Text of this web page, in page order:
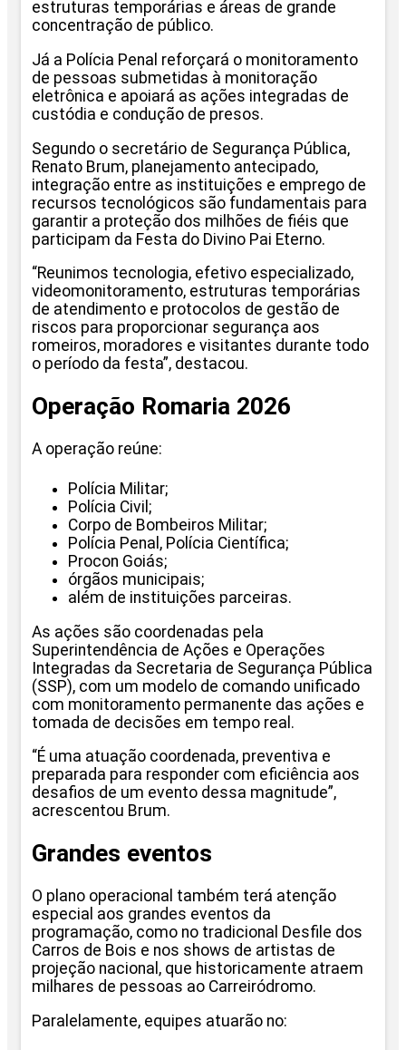
estruturas temporárias e áreas de grande
concentração de público.
Já a Polícia Penal reforçará o monitoramento
de pessoas submetidas à monitoração
eletrônica e apoiará as ações integradas de
custódia e condução de presos.
Segundo o secretário de Segurança Pública,
Renato Brum, planejamento antecipado,
integração entre as instituições e emprego de
recursos tecnológicos são fundamentais para
garantir a proteção dos milhões de fiéis que
participam da Festa do Divino Pai Eterno.
“Reunimos tecnologia, efetivo especializado,
videomonitoramento, estruturas temporárias
de atendimento e protocolos de gestão de
riscos para proporcionar segurança aos
romeiros, moradores e visitantes durante todo
o período da festa”, destacou.
Operação Romaria 2026
A operação reúne:
Polícia Militar;
Polícia Civil;
Corpo de Bombeiros Militar;
Polícia Penal, Polícia Científica;
Procon Goiás;
órgãos municipais;
além de instituições parceiras.
As ações são coordenadas pela
Superintendência de Ações e Operações
Integradas da Secretaria de Segurança Pública
(SSP), com um modelo de comando unificado
com monitoramento permanente das ações e
tomada de decisões em tempo real.
“É uma atuação coordenada, preventiva e
preparada para responder com eficiência aos
desafios de um evento dessa magnitude”,
acrescentou Brum.
Grandes eventos
O plano operacional também terá atenção
especial aos grandes eventos da
programação, como no tradicional Desfile dos
Carros de Bois e nos shows de artistas de
projeção nacional, que historicamente atraem
milhares de pessoas ao Carreiródromo.
Paralelamente, equipes atuarão no: